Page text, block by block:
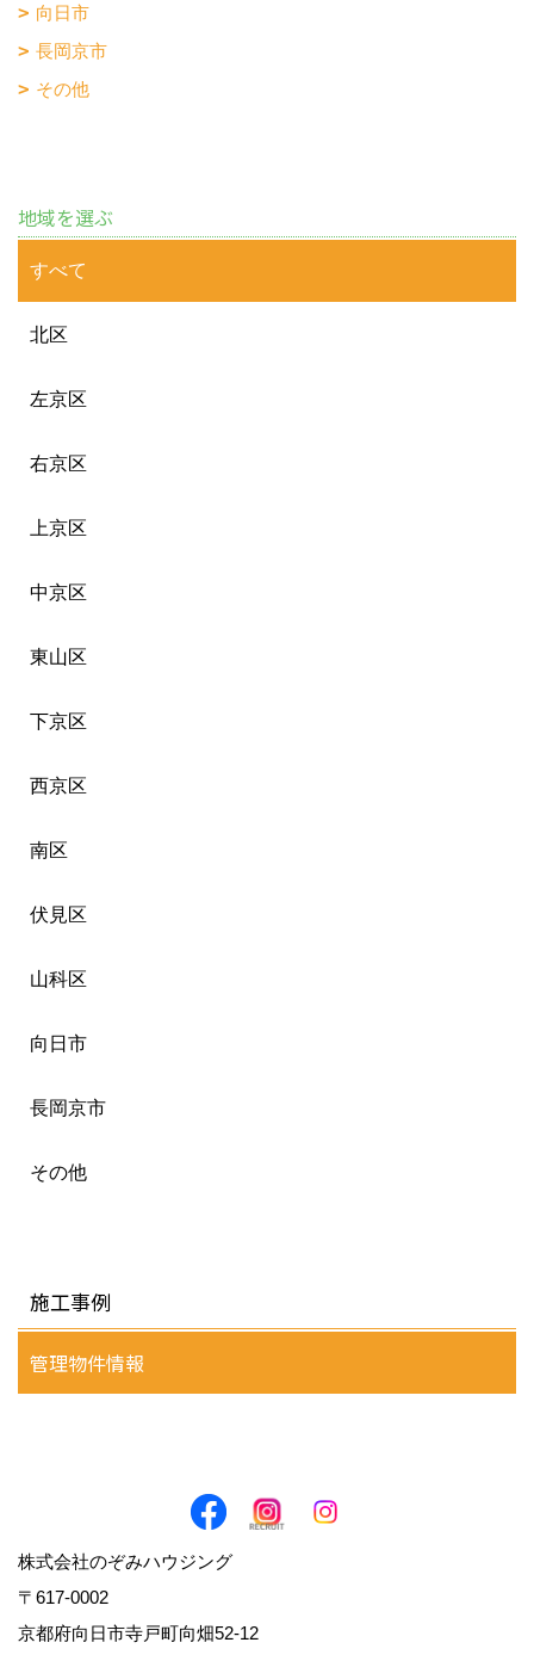
向日市
長岡京市
その他
地域を選ぶ
すべて
北区
左京区
右京区
上京区
中京区
東山区
下京区
西京区
南区
伏見区
山科区
向日市
長岡京市
その他
施工事例
管理物件情報
株式会社のぞみハウジング
〒617-0002
京都府向日市寺戸町向畑52-12